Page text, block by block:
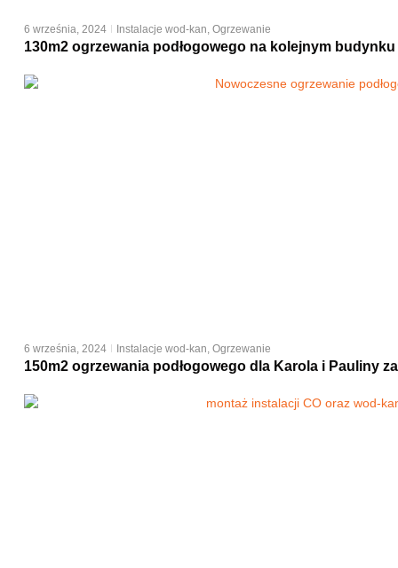
6 września, 2024 Instalacje wod-kan Ogrzewanie
130m2 ogrzewania podłogowego na kolejnym
6 września, 2024 Instalacje wod-kan Ogrzewanie
150m2 ogrzewania podłogowego dla Karola i Pauliny